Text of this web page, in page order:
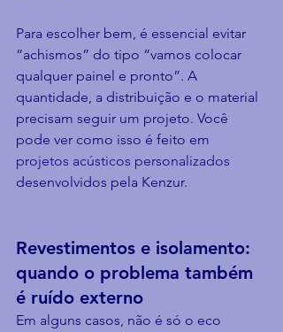
Para escolher bem, é essencial evitar
“achismos” do tipo “vamos colocar
qualquer painel e pronto”. A
quantidade, a distribuição e o material
precisam seguir um projeto. Você
pode ver como isso é feito em
projetos acústicos personalizados
desenvolvidos pela Kenzur.
Revestimentos e isolamento:
quando o problema também
é ruído externo
Em alguns casos, não é só o eco